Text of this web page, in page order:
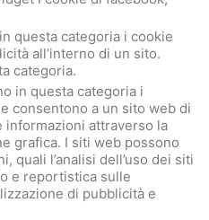
questa categoria i cookie
all’interno di un sito.
categoria.
in questa categoria i
consentono a un sito web di
attraverso la
grafica. I siti web possono
quali l’analisi dell’uso dei siti
e reportistica sulle
di pubblicità e